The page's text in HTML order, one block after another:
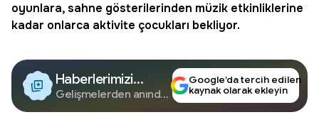
oyunlara, sahne gösterilerinden müzik etkinliklerine
kadar onlarca aktivite çocukları bekliyor.
Haberlerimizi
Google'da Takip
Edin
Gelişmelerden anında
Google’da tercih edilen
kaynak olarak ekleyin